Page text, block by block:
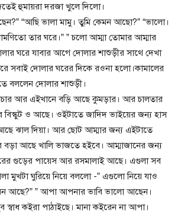
হুমায়রা দরজা খুলে দিলো।
“আছি ভালা মামু। তুমি কেমন আছো?” “ভালো।
তার ঘরে।” ” চলো আম্মা তোমার আম্মার
ঘরে যাবার আগে দোলার শাশুড়ীর সাথে দেখা
সবাই দোলার ঘরের দিকে রওনা হলো।কামালের
বললেন দোলার শাশুড়ী।
আর এইখানে বড়ি আছে কুমড়ার। আর চালতার
ও আছে। ওইটাতে জাদিদ ভাইয়ের জন্য হাস
আছে ঝাল দিয়া। আর ছোট আম্মার জন্য এইটাতে
বড়া আছে খালি ভাজতে হইবে। আম্মাজানের জন্য
গুড়ের পায়েস আর রসমালাই আছে। এগুলা সব
মুখটা ঘুরিয়ে নিয়ে বললো -” এগুলো নিয়ে যাও
আছে?” ” আপা আপনার ভাবি ভালো আছেন।
কইরা পাঠাইছে। মানা কইরেন না আপা।